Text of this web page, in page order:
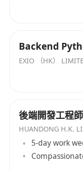
Backend
EXIO （HK）
後端開發工程師
HUANDONG H.K.
5-day work